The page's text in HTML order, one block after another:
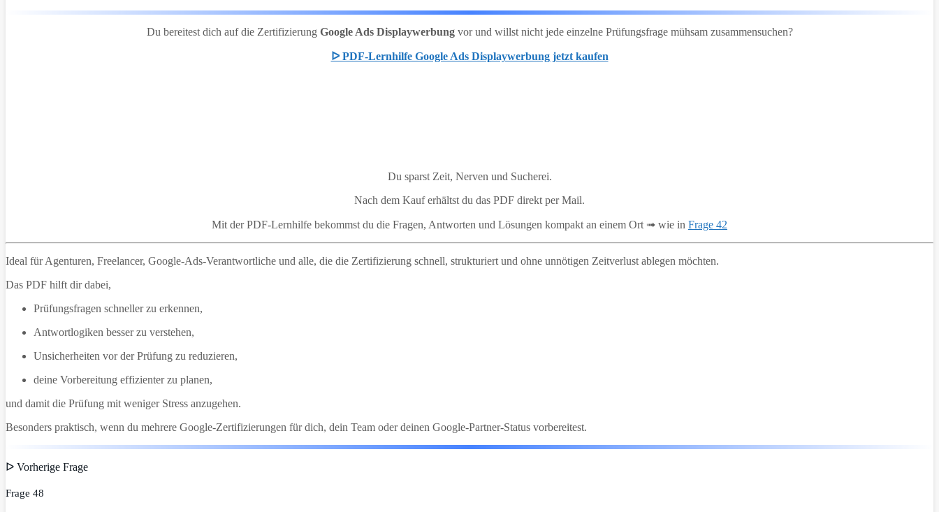
Du bereitest dich auf die Zertifizierung Google Ads Displaywerbungvor und willst nicht jede einzelne Prüfungsfrage mühsam zusammensuchen?
ᐅ PDF-Lernhilfe Google Ads Displaywerbung jetzt kaufen
Du sparst Zeit, Nerven und Sucherei.
Nach dem Kauf erhältst du das PDF direkt per Mail.
Mit der PDF-Lernhilfe bekommst du die Fragen, Antworten und Lösungen kompakt an einem Ort ➟ wie in Frage 42
Ideal für Agenturen, Freelancer, Google-Ads-Verantwortliche und alle, die die Zertifizierung schnell, strukturiert und ohne unnötigen Zeitverlust ablegen möchten.
Das PDF hilft dir dabei,
Prüfungsfragen schneller zu erkennen,
Antwortlogiken besser zu verstehen,
Unsicherheiten vor der Prüfung zu reduzieren,
deine Vorbereitung effizienter zu planen,
und damit die Prüfung mit weniger Stress anzugehen.
Besonders praktisch, wenn du mehrere Google-Zertifizierungen für dich, dein Team oder deinen Google-Partner-Status vorbereitest.
ᐅ Vorherige Frage
Frage 48